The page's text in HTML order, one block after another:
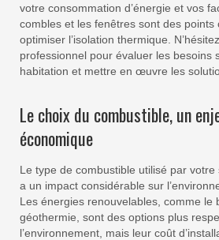
votre consommation d’énergie et vos
combles et les fenêtres sont des
optimiser l’isolation thermique.
professionnel pour évaluer les besoins
habitation et mettre en œuvre les
Le choix du combustible, un
économique
Le type de combustible utilisé par
a un impact considérable sur
Les énergies renouvelables, comme le
géothermie, sont des options plus
l’environnement, mais leur coût